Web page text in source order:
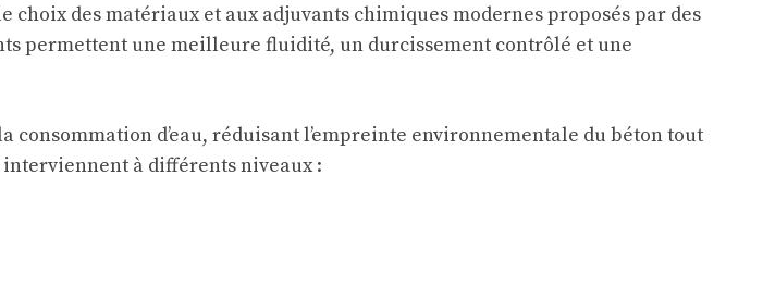
choix des matériaux et aux adjuvants chimiques modernes proposés par des
permettent une meilleure fluidité, un durcissement contrôlé et une
d’eau, réduisant l’empreinte environnementale du béton tout
à différents niveaux :